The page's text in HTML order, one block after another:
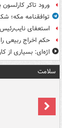
ورود تاکر
توافقنامه مکه؛
استعفای
حکم اخراج ربیعی
اژه‌ای: بسیاری از
سلامت